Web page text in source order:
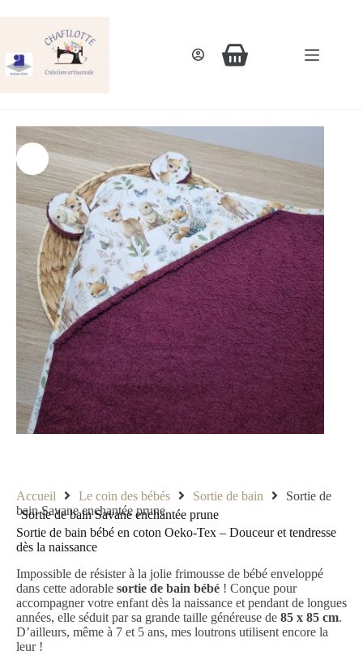
Accueil Le coin des bébés Sortie de bain
Sortie de
bain Savane enchantée prune
Sortie de bain Savane enchantée prune
Sortie de bain bébé en coton Oeko-Tex – Douceur et tendresse
dès la naissance
Impossible de résister à la jolie frimousse de bébé enveloppé
dans cette adorable sortie de bain bébé ! Conçue pour
accompagner votre enfant dès la naissance et pendant de longues
années, elle séduit par sa grande taille généreuse de 85 x 85 cm.
D’ailleurs, même à 7 et 5 ans, mes loutrons utilisent encore la
leur !